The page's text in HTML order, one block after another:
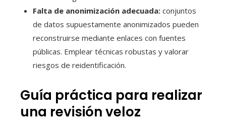
Falta de anonimización adecuada: conjuntos
de datos supuestamente anonimizados pueden
reconstruirse mediante enlaces con fuentes
públicas. Emplear técnicas robustas y valorar
riesgos de reidentificación.
Guía práctica para realizar
una revisión veloz